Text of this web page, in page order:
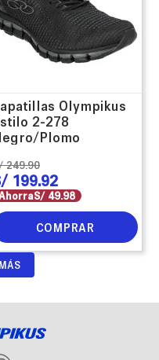
Olympikus
2-278
Plomo
249.90
199.92
S/ 49.98
COMPRAR